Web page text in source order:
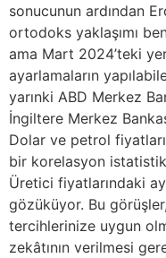
sonucunun ardından
ortodoks yaklaşımı
ama Mart 2024’teki
ayarlamaların
yarınki ABD Merkez
İngiltere Merkez
Dolar ve petrol
bir korelasyon
Üretici fiyatlarındaki
gözüküyor. Bu
tercihlerinize uygun
zekâtının verilmesi